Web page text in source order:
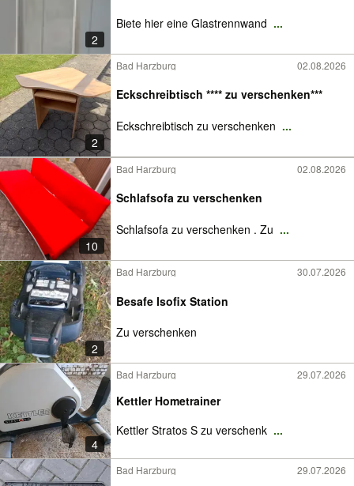
2
Biete hier eine Glastrennwand ...
2
Bad Harzburg 02.08.2026
Eckschreibtisch **** zu verschenken***
Eckschreibtisch zu verschenken ...
10
Bad Harzburg 02.08.2026
Schlafsofa zu verschenken
Schlafsofa zu verschenken . Zu ...
2
Bad Harzburg 30.07.2026
Besafe Isofix Station
Zu verschenken
4
Bad Harzburg 29.07.2026
Kettler Hometrainer
Kettler Stratos S zu verschenk ...
Bad Harzburg 29.07.2026